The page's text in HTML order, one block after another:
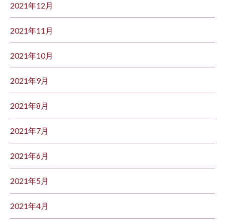
2021年12月
2021年11月
2021年10月
2021年9月
2021年8月
2021年7月
2021年6月
2021年5月
2021年4月